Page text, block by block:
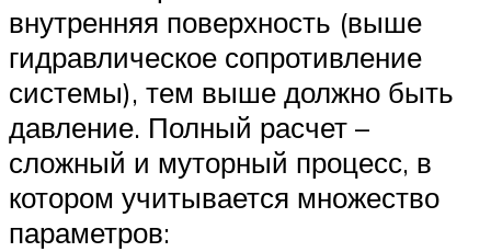
внутренняя поверхность (выше
гидравлическое сопротивление
системы), тем выше должно быть
давление. Полный расчет –
сложный и муторный процесс, в
котором учитывается множество
параметров: